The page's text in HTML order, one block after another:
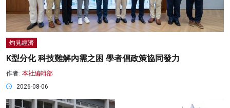
灼見經濟
K型分化 科技難解內需之困 學者倡政策協同發力
作者: 本社編輯部
2026-08-06